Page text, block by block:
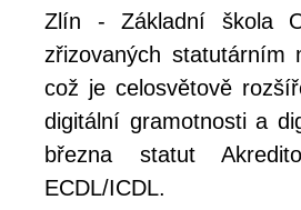
Zlín - Základní škola
zřizovaných statutárním
což je celosvětově
digitální gramotnosti a
března statut
ECDL/ICDL.